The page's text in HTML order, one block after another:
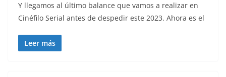
Y llegamos al último balance que vamos a realizar en
Cinéfilo Serial antes de despedir este 2023. Ahora es el
Leer más